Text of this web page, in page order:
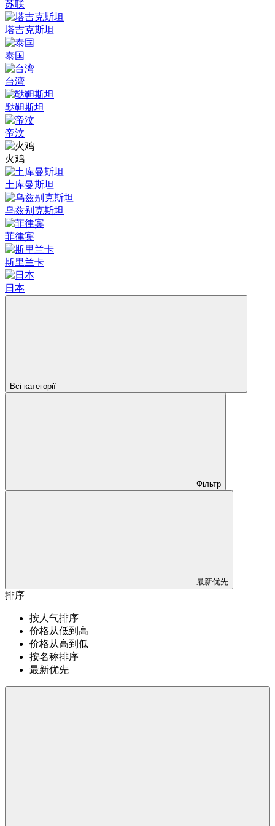
苏联
塔吉克斯坦
泰国
台湾
鞑靼斯坦
帝汶
火鸡
土库曼斯坦
乌兹别克斯坦
菲律宾
斯里兰卡
日本
Всі категорії
Фільтр
最新优先
排序
按人气排序
价格从低到高
价格从高到低
按名称排序
最新优先